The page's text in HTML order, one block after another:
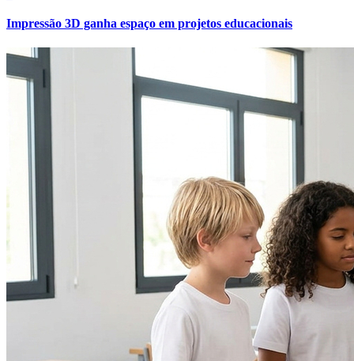
Impressão 3D ganha espaço em projetos educacionais